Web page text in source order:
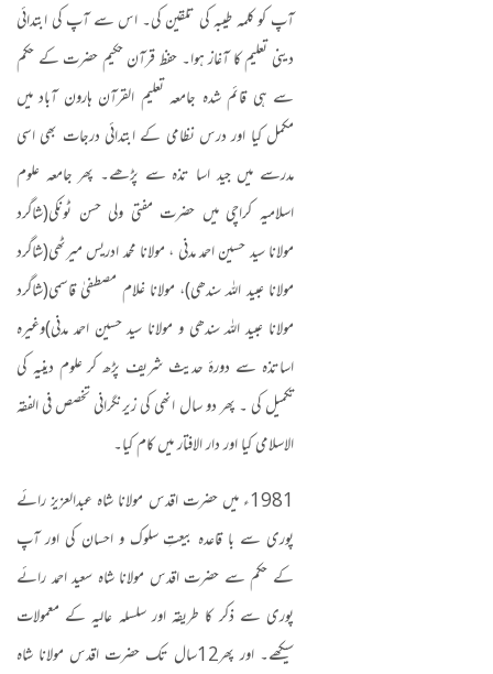
آپ کو کلمہ طیبہ کی تلقین کی۔ اس سے آپ کی ابتدائی
دینی تعلیم کا آغاز ہوا۔ حفظ قرآن حکیم حضرت کے حکم
سے ہی قائم شدہ جامعہ تعلیم القرآن ہارون آباد میں
مکمل کیا اور درس نظامی کے ابتدائی درجات بھی اسی
مدرسے میں جید اسا تذہ سے پڑھے۔ پھر جامعہ علوم
اسلامیہ کراچی میں حضرت مفتی ولی حسن ٹونکی(شاگرد
مولانا سید حسین احمد مدنی ، مولانا محمد ادریس میرٹھی(شاگرد
مولانا عبید اللہ سندھی)، مولانا غلام مصطفیٰ قاسمی(شاگرد
مولانا عبید اللہ سندھی و مولانا سید حسین احمد مدنی)وغیرہ
اساتذہ سے دورۂ حدیث شریف پڑھ کر علوم دینیہ کی
تکمیل کی ۔ پھر دو سال انھی کی زیرنگرانی تخصص فی الفقہ
الاسلامی کیا اور دار الافتار میں کام کیا۔
1981ء میں حضرت اقدس مولانا شاہ عبدالعزیز رائے
پوری سے با قاعدہ بیعتِ سلوک و احسان کی اور آپ
کے حکم سے حضرت اقدس مولانا شاہ سعید احمد رائے
پوری سے ذکر کا طریقہ اور سلسلہ عالیہ کے معمولات
سیکھے۔ اور پھر12سال تک حضرت اقدس مولانا شاہ